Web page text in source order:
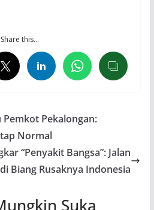
Share this…
Pekalongan:
Normal
“Penyakit Bangsa”: Jalan
Biang Rusaknya Indonesia
Suka